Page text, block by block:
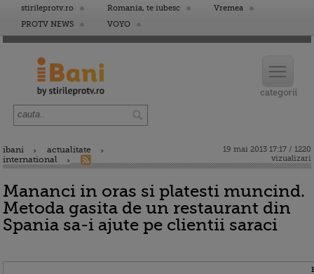
stirileprotv.ro Romania, te iubesc
Vremea
PROTV NEWS
VOYO
ibani
actualitate
international
19 mai 2013 17:17 / 1220
vizualizari
Mananci in oras si platesti muncind.
Metoda gasita de un restaurant din
Spania sa-i ajute pe clientii saraci